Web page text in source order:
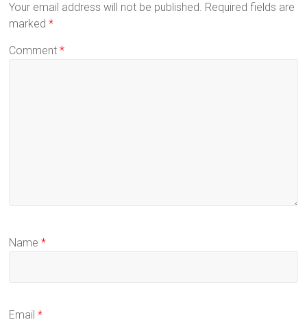
Your email address will not be published. Required fields are
marked*
Comment*
Name*
Email*